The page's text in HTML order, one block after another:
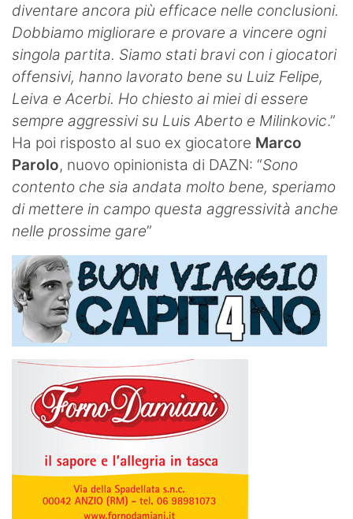
diventare ancora più efficace nelle conclusioni.
Dobbiamo migliorare e provare a vincere ogni
singola partita. Siamo stati bravi con i giocatori
offensivi, hanno lavorato bene su Luiz Felipe,
Leiva e Acerbi. Ho chiesto ai miei di essere
sempre aggressivi su Luis Aberto e Milinkovic.”
Ha poi risposto al suo ex giocatore Marco
Parolo, nuovo opinionista di DAZN: “Sono
contento che sia andata molto bene, speriamo
di mettere in campo questa aggressività anche
nelle prossime gare”